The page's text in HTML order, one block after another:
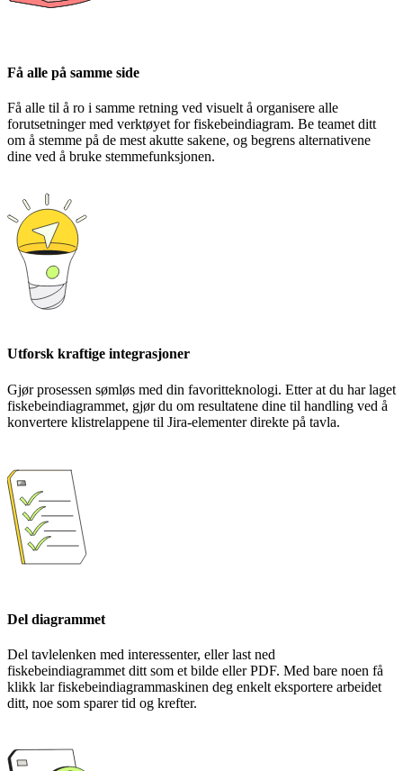
Få alle på samme side
Få alle til å ro i samme retning ved visuelt å organisere alle
forutsetninger med verktøyet for fiskebeindiagram. Be teamet ditt
om å stemme på de mest akutte sakene, og begrens alternativene
dine ved å bruke stemmefunksjonen.
Utforsk kraftige integrasjoner
Gjør prosessen sømløs med din favoritteknologi. Etter at du har laget
fiskebeindiagrammet, gjør du om resultatene dine til handling ved å
konvertere klistrelappene til Jira-elementer direkte på tavla.
Del diagrammet
Del tavlelenken med interessenter, eller last ned
fiskebeindiagrammet ditt som et bilde eller PDF. Med bare noen få
klikk lar fiskebeindiagrammaskinen deg enkelt eksportere arbeidet
ditt, noe som sparer tid og krefter.